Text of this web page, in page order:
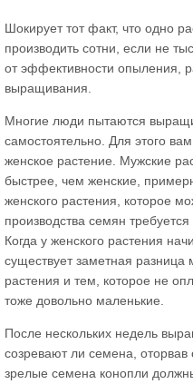
Шокирует тот факт, что одно
производить сотни, если не
от эффективности опыления,
выращивания.
Многие люди пытаются
самостоятельно. Для этого
женское растение. Мужские
быстрее, чем женские,
женского растения, которое
производства семян
Когда у женского растения
существует заметная
растения и тем, которое не
тоже довольно маленькие.
После нескольких недель
созревают ли семена,
зрелые семена конопли